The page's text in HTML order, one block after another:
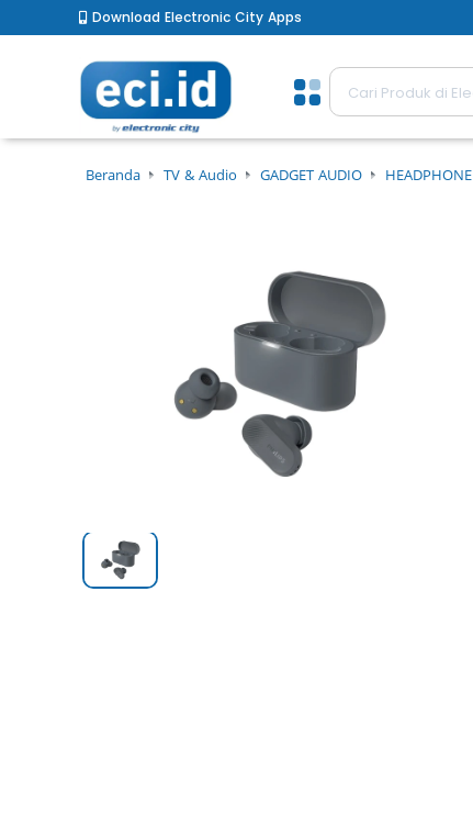
Download Electronic City Apps
Beranda TV & Audio GADGET AUDIO HEADPHONE